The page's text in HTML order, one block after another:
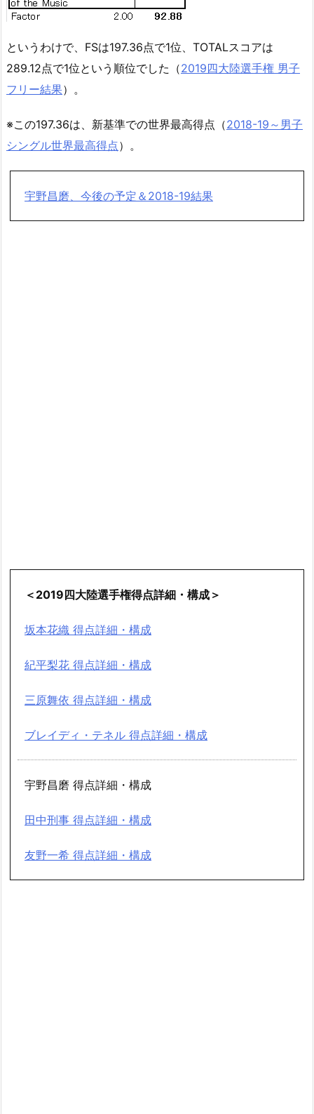
というわけで、FSは197.36点で1位、TOTALスコアは
289.12点で1位という順位でした（2019四大陸選手権 男子
フリー結果）。
※この197.36は、新基準での世界最高得点（2018-19～男子
シングル世界最高得点）。
宇野昌磨、今後の予定＆2018-19結果
＜2019四大陸選手権得点詳細・構成＞
坂本花織 得点詳細・構成
紀平梨花 得点詳細・構成
三原舞依 得点詳細・構成
ブレイディ・テネル 得点詳細・構成
宇野昌磨 得点詳細・構成
田中刑事 得点詳細・構成
友野一希 得点詳細・構成